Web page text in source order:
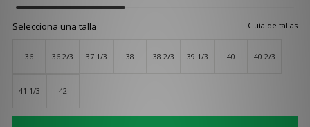
Guía de tallas
Selecciona una talla
36 36 2/3 37 1/3 38 38 2/3 39 1/3 40 40 2/3
41 1/3 42